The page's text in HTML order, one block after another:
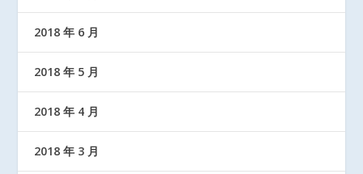
2018 年 6 月
2018 年 5 月
2018 年 4 月
2018 年 3 月